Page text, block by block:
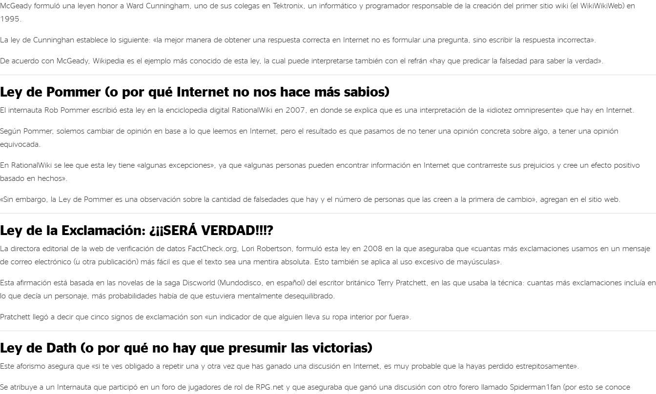
McGeady formuló una leyen honor a Ward Cunningham, uno de sus colegas en Tektronix, un informático y programador responsable de la creación del primer sitio wiki (el WikiWikiWeb) en
1995.
La ley de Cunninghan establece lo siguiente: «la mejor manera de obtener una respuesta correcta en Internet no es formular una pregunta, sino escribir la respuesta incorrecta».
De acuerdo con McGeady, Wikipedia es el ejemplo más conocido de esta ley, la cual puede interpretarse también con el refrán «hay que predicar la falsedad para saber la verdad».
Ley de Pommer (o por qué Internet no nos hace más sabios)
El internauta Rob Pommer escribió esta ley en la enciclopedia digital RationalWiki en 2007, en donde se explica que es una interpretación de la «idiotez omnipresente» que hay en Internet.
Según Pommer, solemos cambiar de opinión en base a lo que leemos en Internet, pero el resultado es que pasamos de no tener una opinión concreta sobre algo, a tener una opinión
equivocada.
En RationalWiki se lee que esta ley tiene «algunas excepciones», ya que «algunas personas pueden encontrar información en Internet que contrarreste sus prejuicios y cree un efecto positivo
basado en hechos».
«Sin embargo, la Ley de Pommer es una observación sobre la cantidad de falsedades que hay y el número de personas que las creen a la primera de cambio», agregan en el sitio web.
Ley de la Exclamación: ¿¡¡SERÁ VERDAD!!!?
La directora editorial de la web de verificación de datos FactCheck.org, Lori Robertson, formuló esta ley en 2008 en la que aseguraba que «cuantas más exclamaciones usamos en un mensaje
de correo electrónico (u otra publicación) más fácil es que el texto sea una mentira absoluta. Esto también se aplica al uso excesivo de mayúsculas».
Esta afirmación está basada en las novelas de la saga Discworld (Mundodisco, en español) del escritor británico Terry Pratchett, en las que usaba la técnica: cuantas más exclamaciones incluía en
lo que decía un personaje, más probabilidades había de que estuviera mentalmente desequilibrado.
Pratchett llegó a decir que cinco signos de exclamación son «un indicador de que alguien lleva su ropa interior por fuera».
Ley de Dath (o por qué no hay que presumir las victorias)
Este aforismo asegura que «si te ves obligado a repetir una y otra vez que has ganado una discusión en Internet, es muy probable que la hayas perdido estrepitosamente».
Se atribuye a un Internauta que participó en un foro de jugadores de rol de RPG.net y que aseguraba que ganó una discusión con otro forero llamado Spiderman1fan (por esto se conoce